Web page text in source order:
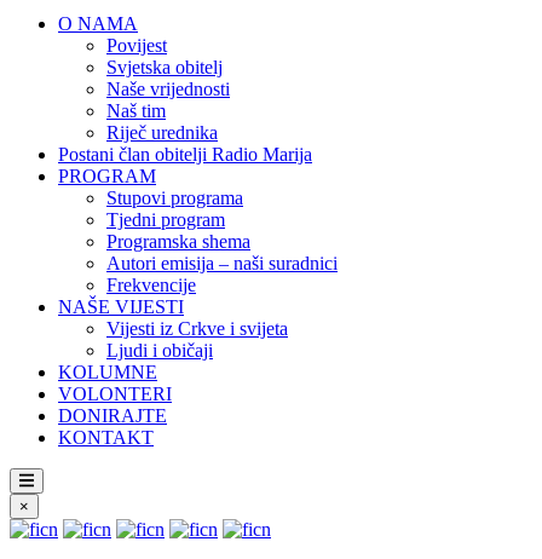
O NAMA
Povijest
Svjetska obitelj
Naše vrijednosti
Naš tim
Riječ urednika
Postani član obitelji Radio Marija
PROGRAM
Stupovi programa
Tjedni program
Programska shema
Autori emisija – naši suradnici
Frekvencije
NAŠE VIJESTI
Vijesti iz Crkve i svijeta
Ljudi i običaji
KOLUMNE
VOLONTERI
DONIRAJTE
KONTAKT
×